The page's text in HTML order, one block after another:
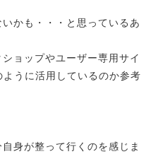
かも・・・と思っているあ
ョップやユーザー専用サイ
うに活用しているのか参考
身が整って行くのを感じま